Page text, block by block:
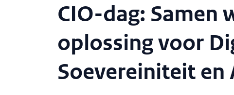
CIO-dag: Samen
oplossing voor
Soevereiniteit en